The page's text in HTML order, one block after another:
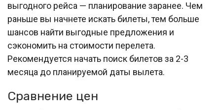
выгодного рейса — планирование заранее. Чем
раньше вы начнете искать билеты, тем больше
шансов найти выгодные предложения и
сэкономить на стоимости перелета.
Рекомендуется начать поиск билетов за 2-3
месяца до планируемой даты вылета.
Сравнение цен